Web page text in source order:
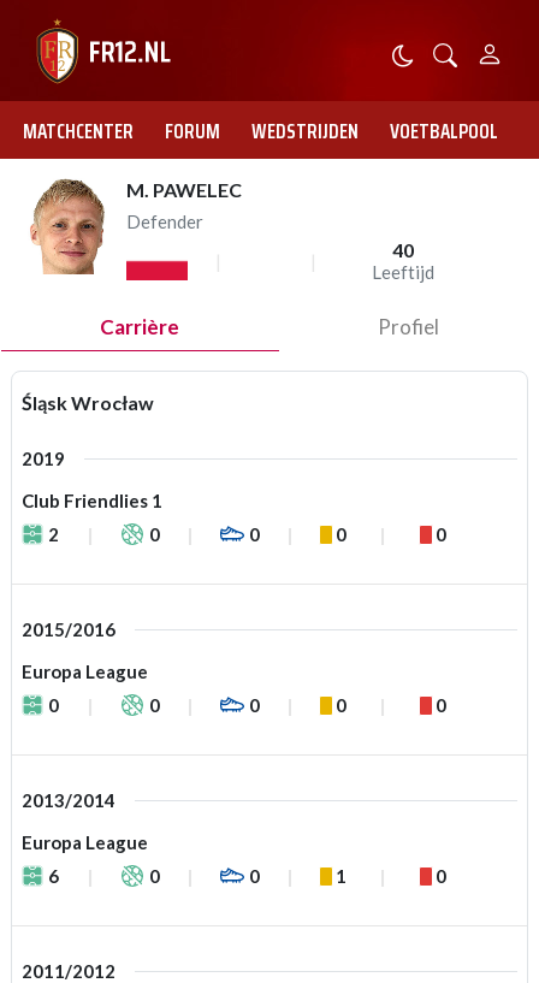
MATCHCENTER FORUM WEDSTRIJDEN VOETBALPOOL
M. PAWELEC
Defender
40
Leeftijd
Carrière Profiel
Śląsk Wrocław
2019
Club Friendlies 1
2
0 0 0 0
2015/2016
Europa League
0
0 0 0 0
2013/2014
Europa League
6
0 0 1 0
2011/2012